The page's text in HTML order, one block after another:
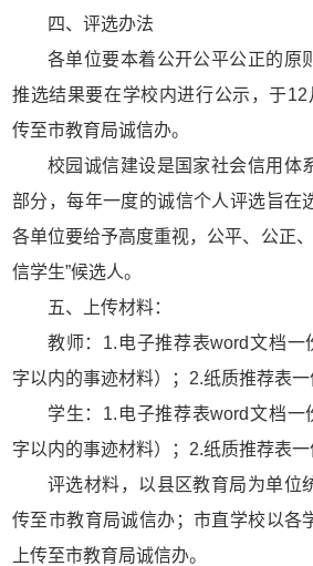
四、评选办法
各单位要本着公开公平公正的原
推选结果要在学校内进行公示，于
传至市教育局诚信办。
校园诚信建设是国家社会信用体
部分，每年一度的诚信个人评选旨在
各单位要给予高度重视，公平、公正
信学生”候选人。
五、上传材料：
教师：1.电子推荐表word文档一
字以内的事迹材料）；2.纸质推荐表一
学生：1.电子推荐表word文档一
字以内的事迹材料）；2.纸质推荐表一
评选材料，以县区教育局为单位
传至市教育局诚信办；市直学校以各
上传至市教育局诚信办。